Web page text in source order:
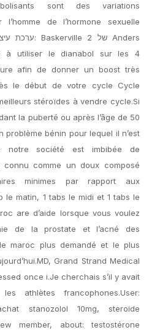
sont des variations
de l’hormone sexuelle
à utiliser le dianabol sur les 4
afin de donner un boost très
le début de votre cycle Cycle
stéroïdes à vendre cycle.Si
la puberté ou après l’âge de 50
problème bénin pour lequel il n’est
notre société est imbibée de
comme un doux composé
minimes par rapport aux
le matin, 1 tabs le midi et 1 tabs le
are d’aide lorsque vous voulez
de la prostate et l’acné des
maroc plus demandé et le plus
Grand Strand Medical
once i.Je cherchais s’il y avait
athlètes francophones.User:
stanozolol 10mg, steroide
member, about: testostérone